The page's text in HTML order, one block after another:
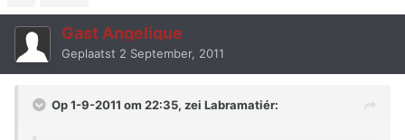
Gast Angelique
Geplaatst 2 September, 2011
Op 1-9-2011 om 22:35, zei Labramatiér: